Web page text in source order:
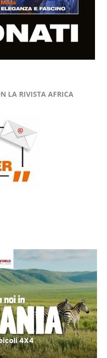
LA RIVISTA AFRICA